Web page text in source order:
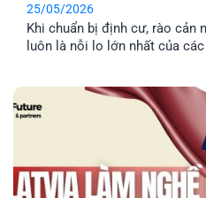
25/05/2026
Khi chuẩn bị định cư, rào cản
luôn là nỗi lo lớn nhất của
địa phương? EFP sẽ giải đáp